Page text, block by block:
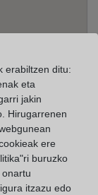
erabiltzen ditu:
eta
jakin
Hirugarrenen
ere
buruzko
itzazu edo